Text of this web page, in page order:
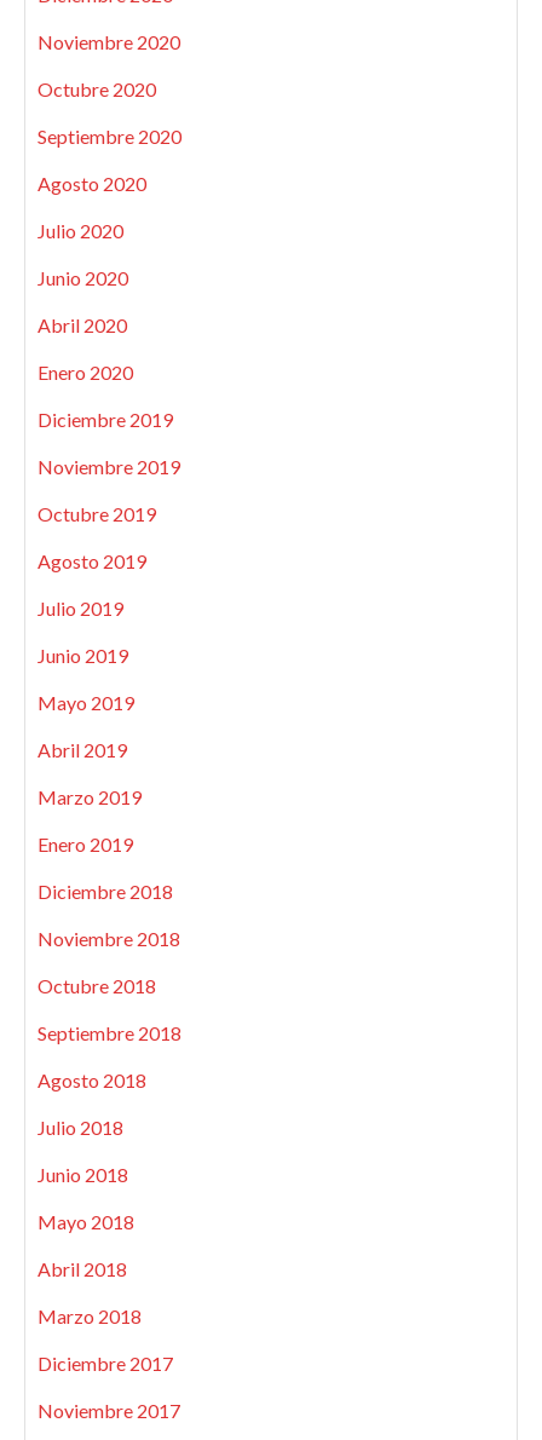
Noviembre 2020
Octubre 2020
Septiembre 2020
Agosto 2020
Julio 2020
Junio 2020
Abril 2020
Enero 2020
Diciembre 2019
Noviembre 2019
Octubre 2019
Agosto 2019
Julio 2019
Junio 2019
Mayo 2019
Abril 2019
Marzo 2019
Enero 2019
Diciembre 2018
Noviembre 2018
Octubre 2018
Septiembre 2018
Agosto 2018
Julio 2018
Junio 2018
Mayo 2018
Abril 2018
Marzo 2018
Diciembre 2017
Noviembre 2017